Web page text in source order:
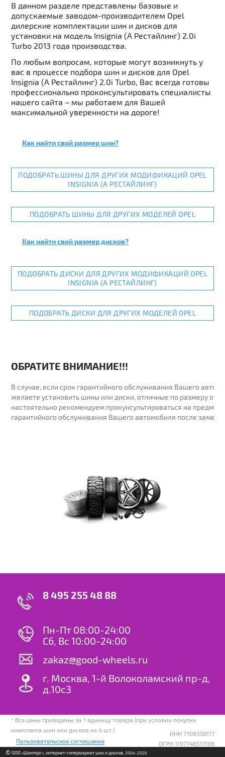
В данном разделе представлены базовые и
допускаемые заводом-производителем Opel
дилерские комплектации шин и дисков для
установки на модель Insignia (A Рестайлинг) 2.0i
Turbo 2013 года производства.
По любым вопросам, которые могут возникнуть у
вас в процессе подбора шин и дисков для Opel
Insignia (A Рестайлинг) 2.0i Turbo, Вас всегда готовы
профессионально проконсультировать специалисты
нашего сайта – мы работаем для Вашей
максимальной уверенности на дороге!
Как найти свой размер шин?
ПОДОБРАТЬ ШИНЫ ДЛЯ ДРУГИХ МОДИФИКАЦИЙ OPEL
INSIGNIA (A РЕСТАЙЛИНГ)
ПОДОБРАТЬ ШИНЫ ДЛЯ ДРУГИХ МОДЕЛЕЙ OPEL
Как найти свой размер дисков?
ПОДОБРАТЬ ДИСКИ ДЛЯ ДРУГИХ МОДИФИКАЦИЙ OPEL
INSIGNIA (A РЕСТАЙЛИНГ)
ПОДОБРАТЬ ДИСКИ ДЛЯ ДРУГИХ МОДЕЛЕЙ OPEL
ОБРАТИТЕ ВНИМАНИЕ!!!
В случае, если срок гарантийного обслуживания Вашего
желаете установить шины или диски, отличные по размеру от
настоятельно рекомендуем прокунсультироваться на предмет
гарантийного обслуживания Вашего автомобиля после
8 495 255 48 88
Пн-Пт 08:00-24:00
Сб, Вс 10:00-24:00
zakaz@good-wheels.ru
г. Москва, 1-й Волоколамский пр-д,
д.10с3
* Все цены приведены за 1 единицу товара (при условии покупки
комплекта шин или дисков из 4 шт.)
Пользовательское соглашение
ИНН 7708358117
ОГРН 1197746517198
© ООО «Шинторг», интернет-гипермаркет шин и дисков, 2004-2026